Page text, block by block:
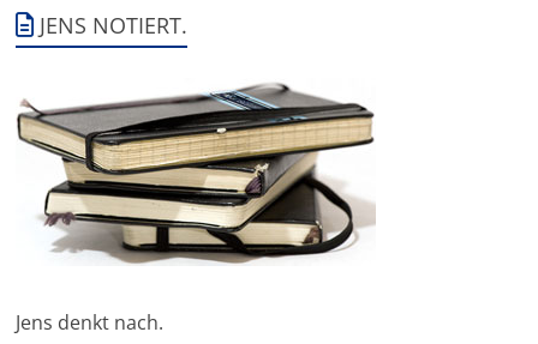
JENS NOTIERT.
Jens denkt nach.